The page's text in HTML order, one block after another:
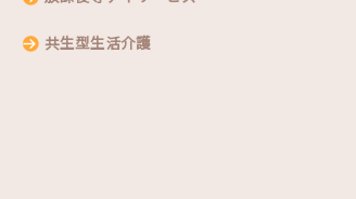
共生型生活介護